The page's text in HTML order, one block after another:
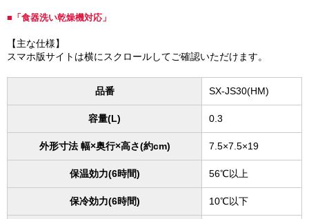
■「食器洗い乾燥機対応」
【主な仕様】
スマホ版サイトは横にスクロールしてご確認いただけます。
品番 SX-JS30(HM)
容量(L) 0.3
外形寸法 幅×奥行×高さ(約cm) 7.5×7.5×19
保温効力(6時間) 56℃以上
保冷効力(6時間) 10℃以下